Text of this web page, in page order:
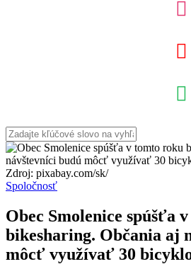
Zdroj: pixabay.com/sk/
Spoločnosť
Obec Smolenice spúšťa
bikesharing. Občania aj
môcť využívať 30